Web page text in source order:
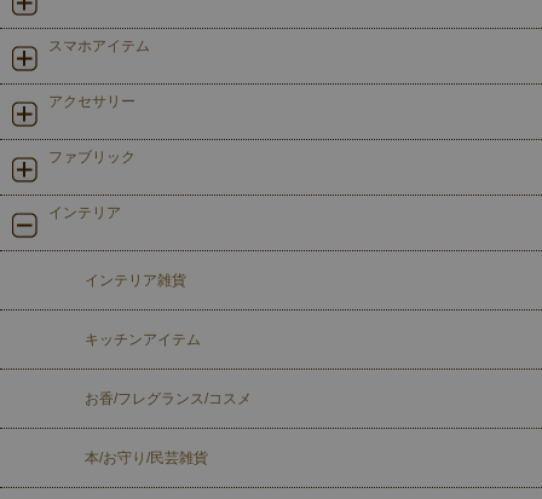
スマホアイテム
アクセサリー
ファブリック
インテリア
インテリア雑貨
キッチンアイテム
お香/フレグランス/コスメ
本/お守り/民芸雑貨